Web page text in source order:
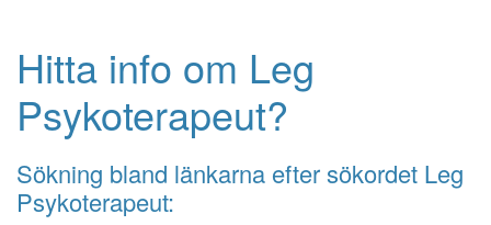
Hitta info om Leg
Psykoterapeut?
Sökning bland länkarna efter sökordet Leg
Psykoterapeut: